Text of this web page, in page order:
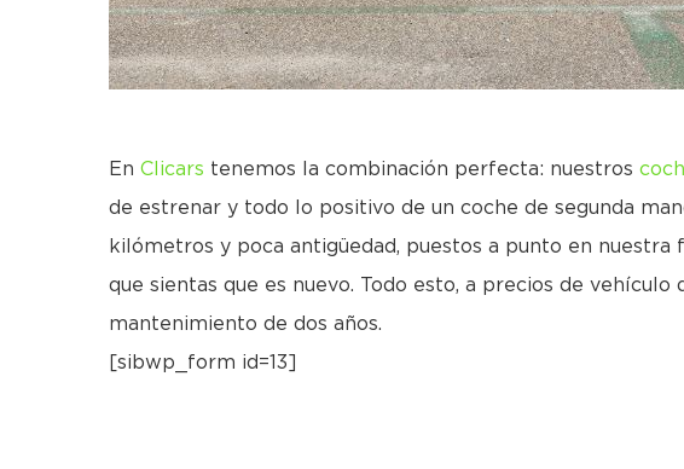
En Clicars tenemos la combinación perfecta: nuestros
de estrenar y todo lo positivo de un coche de segunda
kilómetros y poca antigüedad, puestos a punto en
que sientas que es nuevo. Todo esto, a precios de vehículo
mantenimiento de dos años.
[sibwp_form id=13]